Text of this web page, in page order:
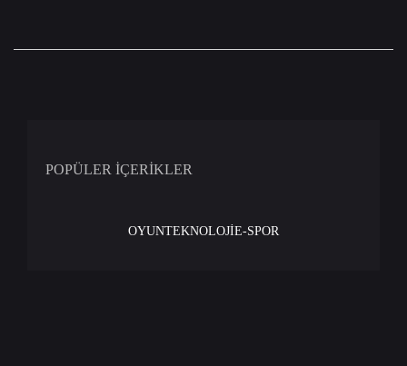
POPÜLER İÇERİKLER
OYUNTEKNOLOJİE-SPOR